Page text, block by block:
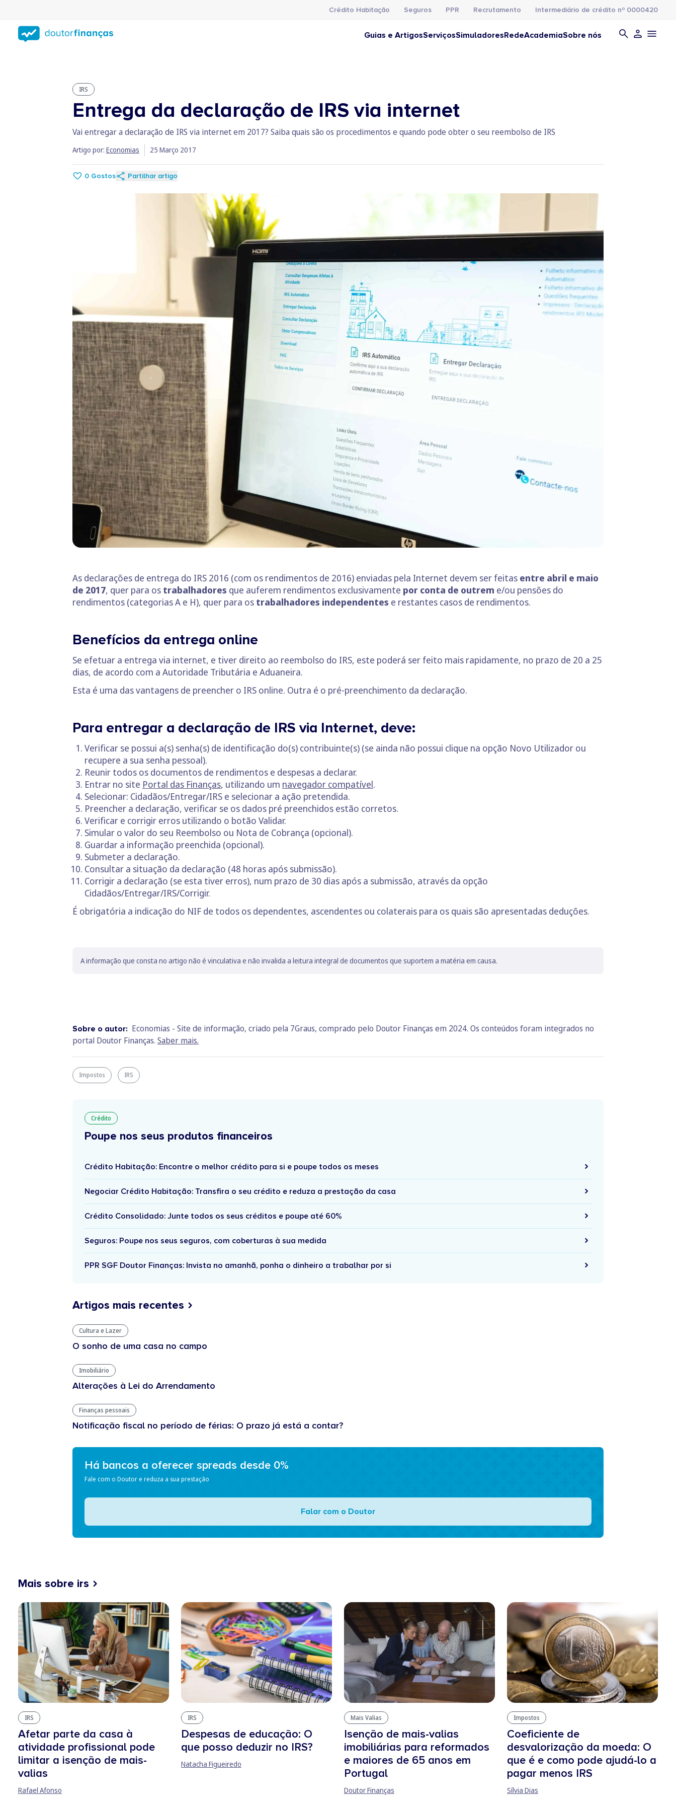
conteúdo
principal
Crédito Habitação Seguros PPR Recrutamento Intermediário de crédito nº 0000420
Guias e ArtigosServiçosSimuladoresRedeAcademiaSobre nós
IRS
Entrega da declaração de IRS via internet
Vai entregar a declaração de IRS via internet em 2017? Saiba quais são os procedimentos e quando pode obter o seu reembolso de IRS
Artigo por: Economias 25 Março 2017
0 Gostos Partilhar artigo
As declarações de entrega do IRS 2016 (com os rendimentos de 2016) enviadas pela Internet devem ser feitas entre abril e maio
de 2017, quer para os trabalhadores que auferem rendimentos exclusivamente por conta de outrem e/ou pensões do
rendimentos (categorias A e H), quer para os trabalhadores independentes e restantes casos de rendimentos.
Benefícios da entrega online
Se efetuar a entrega via internet, e tiver direito ao reembolso do IRS, este poderá ser feito mais rapidamente, no prazo de 20 a 25
dias, de acordo com a Autoridade Tributária e Aduaneira.
Esta é uma das vantagens de preencher o IRS online. Outra é o pré-preenchimento da declaração.
Para entregar a declaração de IRS via Internet, deve:
Verificar se possui a(s) senha(s) de identificação do(s) contribuinte(s) (se ainda não possui clique na opção Novo Utilizador ou
recupere a sua senha pessoal).
Reunir todos os documentos de rendimentos e despesas a declarar.
Entrar no site Portal das Finanças, utilizando um navegador compatível.
Selecionar: Cidadãos/Entregar/IRS e selecionar a ação pretendida.
Preencher a declaração, verificar se os dados pré preenchidos estão corretos.
Verificar e corrigir erros utilizando o botão Validar.
Simular o valor do seu Reembolso ou Nota de Cobrança (opcional).
Guardar a informação preenchida (opcional).
Submeter a declaração.
Consultar a situação da declaração (48 horas após submissão).
Corrigir a declaração (se esta tiver erros), num prazo de 30 dias após a submissão, através da opção
Cidadãos/Entregar/IRS/Corrigir.
É obrigatória a indicação do NIF de todos os dependentes, ascendentes ou colaterais para os quais são apresentadas deduções.
A informação que consta no artigo não é vinculativa e não invalida a leitura integral de documentos que suportem a matéria em causa.
Sobre o autor: Economias - Site de informação, criado pela 7Graus, comprado pelo Doutor Finanças em 2024. Os conteúdos foram integrados no
portal Doutor Finanças. Saber mais.
Impostos IRS
Crédito
Poupe nos seus produtos financeiros
Crédito Habitação: Encontre o melhor crédito para si e poupe todos os meses
Negociar Crédito Habitação: Transfira o seu crédito e reduza a prestação da casa
Crédito Consolidado: Junte todos os seus créditos e poupe até 60%
Seguros: Poupe nos seus seguros, com coberturas à sua medida
PPR SGF Doutor Finanças: Invista no amanhã, ponha o dinheiro a trabalhar por si
Artigos mais recentes
Cultura e Lazer
O sonho de uma casa no campo
Imobiliário
Alterações à Lei do Arrendamento
Finanças pessoais
Notificação fiscal no período de férias: O prazo já está a contar?
Há bancos a oferecer spreads desde 0%
Fale com o Doutor e reduza a sua prestação
Falar com o Doutor
Mais sobre irs
IRS
Afetar parte da casa à
atividade profissional pode
limitar a isenção de mais-
valias
Rafael Afonso
IRS
Despesas de educação: O
que posso deduzir no IRS?
Natacha Figueiredo
Mais Valias
Isenção de mais-valias
imobiliárias para reformados
e maiores de 65 anos em
Portugal
Doutor Finanças
Impostos
Coeficiente de
desvalorização da moeda: O
que é e como pode ajudá-lo a
pagar menos IRS
Sílvia Dias